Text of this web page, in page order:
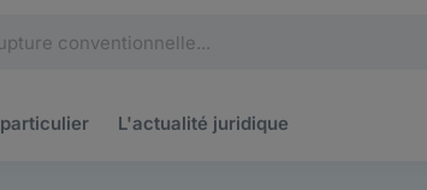
particulier L'actualité juridique